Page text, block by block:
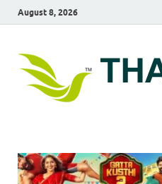
August 8, 2026